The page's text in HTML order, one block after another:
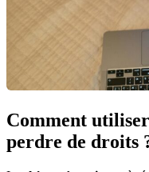
Comment
perdre de droits